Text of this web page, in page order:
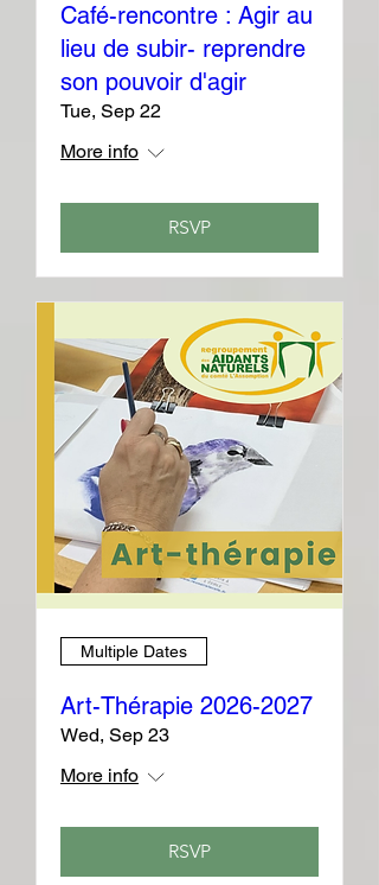
Café-rencontre : Agir au
lieu de subir- reprendre
son pouvoir d'agir
Tue, Sep 22
More info
RSVP
Multiple Dates
Art-Thérapie 2026-2027
Wed, Sep 23
More info
RSVP